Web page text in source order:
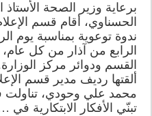
برعاية وزير الصحة
الحسناوي، أقام قسم
ندوة توعوية بمناسبة يوم
الرابع من آذار من كل
القسم ودوائر مركز
ألقتها رديف مدير قسم
محمد علي وحودي، تناولت
تبنّي الأفكار الابتكارية في